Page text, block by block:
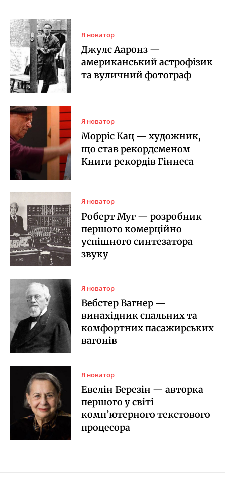
Я новатор
Джулс Ааронз —
американський астрофізик
та вуличний фотограф
Я новатор
Морріс Кац — художник,
що став рекордсменом
Книги рекордів Гіннеса
Я новатор
Роберт Муг — розробник
першого комерційно
успішного синтезатора
звуку
Я новатор
Вебстер Вагнер —
винахідник спальних та
комфортних пасажирських
вагонів
Я новатор
Евелін Березін — авторка
першого у світі
комп’ютерного текстового
процесора